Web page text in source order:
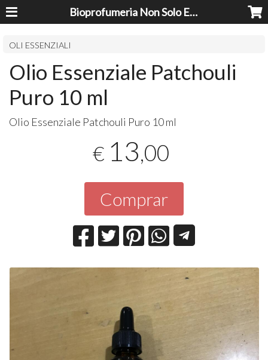
Bioprofumeria Non Solo Essenze
OLI ESSENZIALI
Olio Essenziale Patchouli
Puro 10 ml
Olio Essenziale Patchouli Puro 10 ml
€ 13,00
Comprar